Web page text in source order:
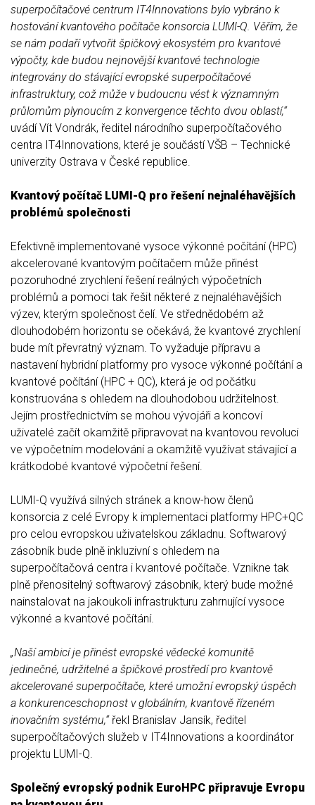
superpočítačové centrum IT4Innovations bylo vybráno k
hostování kvantového počítače konsorcia LUMI-Q. Věřím, že
se nám podaří vytvořit špičkový ekosystém pro kvantové
výpočty, kde budou nejnovější kvantové technologie
integrovány do stávající evropské superpočítačové
infrastruktury, což může v budoucnu vést k významným
průlomům plynoucím z konvergence těchto dvou oblastí,“
uvádí Vít Vondrák, ředitel národního superpočítačového
centra IT4Innovations, které je součástí VŠB – Technické
univerzity Ostrava v České republice.
Kvantový počítač LUMI-Q pro řešení nejnaléhavějších
problémů společnosti
Efektivně implementované vysoce výkonné počítání (HPC)
akcelerované kvantovým počítačem může přinést
pozoruhodné zrychlení řešení reálných výpočetních
problémů a pomoci tak řešit některé z nejnaléhavějších
výzev, kterým společnost čelí. Ve střednědobém až
dlouhodobém horizontu se očekává, že kvantové zrychlení
bude mít převratný význam. To vyžaduje přípravu a
nastavení hybridní platformy pro vysoce výkonné počítání a
kvantové počítání (HPC + QC), která je od počátku
konstruována s ohledem na dlouhodobou udržitelnost.
Jejím prostřednictvím se mohou vývojáři a koncoví
uživatelé začít okamžitě připravovat na kvantovou revoluci
ve výpočetním modelování a okamžitě využívat stávající a
krátkodobé kvantové výpočetní řešení.
LUMI-Q využívá silných stránek a know-how členů
konsorcia z celé Evropy k implementaci platformy HPC+QC
pro celou evropskou uživatelskou základnu. Softwarový
zásobník bude plně inkluzivní s ohledem na
superpočítačová centra i kvantové počítače. Vznikne tak
plně přenositelný softwarový zásobník, který bude možné
nainstalovat na jakoukoli infrastrukturu zahrnující vysoce
výkonné a kvantové počítání.
„Naší ambicí je přinést evropské vědecké komunitě
jedinečné, udržitelné a špičkové prostředí pro kvantově
akcelerované superpočítače, které umožní evropský úspěch
a konkurenceschopnost v globálním, kvantově řízeném
inovačním systému,“řekl Branislav Jansík, ředitel
superpočítačových služeb v IT4Innovations a koordinátor
projektu LUMI-Q.
Společný evropský podnik EuroHPC připravuje Evropu